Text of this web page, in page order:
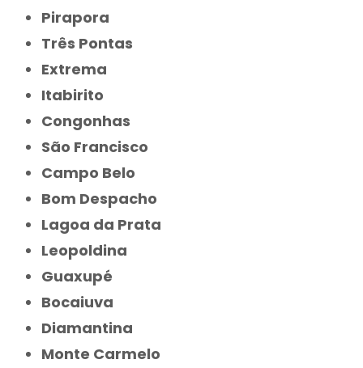
Pirapora
Três Pontas
Extrema
Itabirito
Congonhas
São Francisco
Campo Belo
Bom Despacho
Lagoa da Prata
Leopoldina
Guaxupé
Bocaiuva
Diamantina
Monte Carmelo